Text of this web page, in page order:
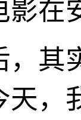
影在
其
天，